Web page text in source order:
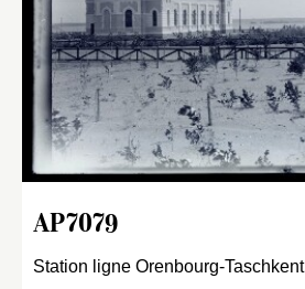
AP7079
Station ligne Orenbourg-Taschkent